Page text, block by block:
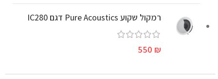
רמקול שקוע Pure Acoustics דגם IC280
550 ₪